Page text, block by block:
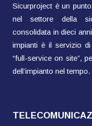
Sicurproject è un
nel settore della
consolidata in dieci
impianti è il servizio
“full-service on site”,
dell’impianto nel tempo.